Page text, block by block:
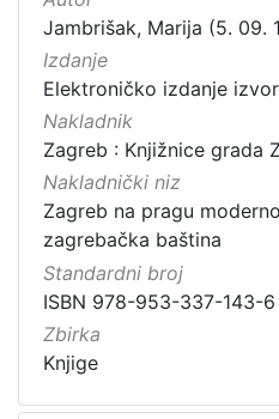
Jambrišak, Marija (5. 09.
Izdanje
Elektroničko izdanje
Nakladnik
Zagreb : Knjižnice grada
Nakladnički niz
Zagreb na pragu
zagrebačka baština
Standardni broj
ISBN 978-953-337-143-6
Zbirka
Knjige